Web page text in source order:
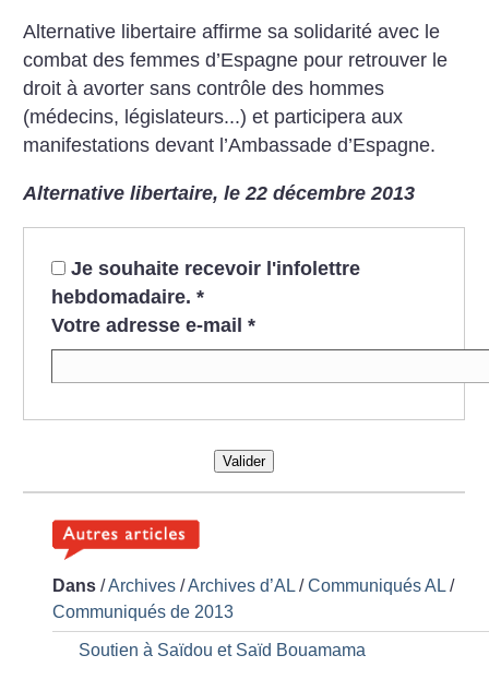
Alternative libertaire affirme sa solidarité avec le
combat des femmes d’Espagne pour retrouver le
droit à avorter sans contrôle des hommes
(médecins, législateurs...) et participera aux
manifestations devant l’Ambassade d’Espagne.
Alternative libertaire, le 22 décembre 2013
Je souhaite recevoir l'infolettre
hebdomadaire. *
Votre adresse e-mail *
Valider
Dans /Archives /Archives d’AL /Communiqués AL /
Communiqués de 2013
Soutien à Saïdou et Saïd Bouamama